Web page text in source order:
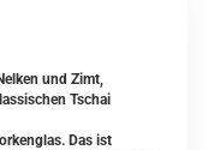
und Zimt,
Tschai
Das ist